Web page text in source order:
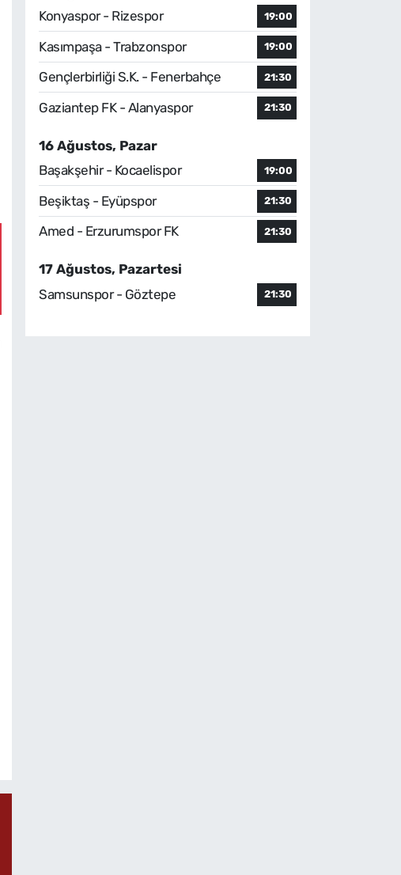
Konyaspor - Rizespor
19:00
Kasımpaşa - Trabzonspor 19:00
Gençlerbirliği S.K. - Fenerbahçe 21:30
Gaziantep FK - Alanyaspor 21:30
16 Ağustos, Pazar
Başakşehir - Kocaelispor
19:00
Beşiktaş - Eyüpspor 21:30
Amed - Erzurumspor FK 21:30
17 Ağustos, Pazartesi
Samsunspor - Göztepe
21:30